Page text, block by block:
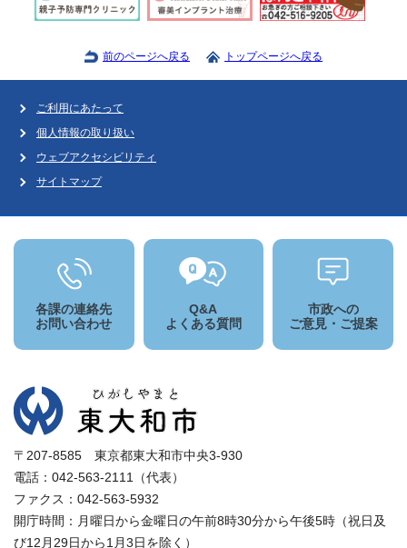
前のページへ戻る トップページへ戻る
ご利用にあたって
個人情報の取り扱い
ウェブアクセシビリティ
サイトマップ
各課の連絡先
お問い合わせ
Q&A
よくある質問
市政への
ご意見・ご提案
〒207-8585 東京都東大和市中央3-930
電話：042-563-2111（代表）
ファクス：042-563-5932
開庁時間：月曜日から金曜日の午前8時30分から午後5時（祝日及
び12月29日から1月3日を除く）